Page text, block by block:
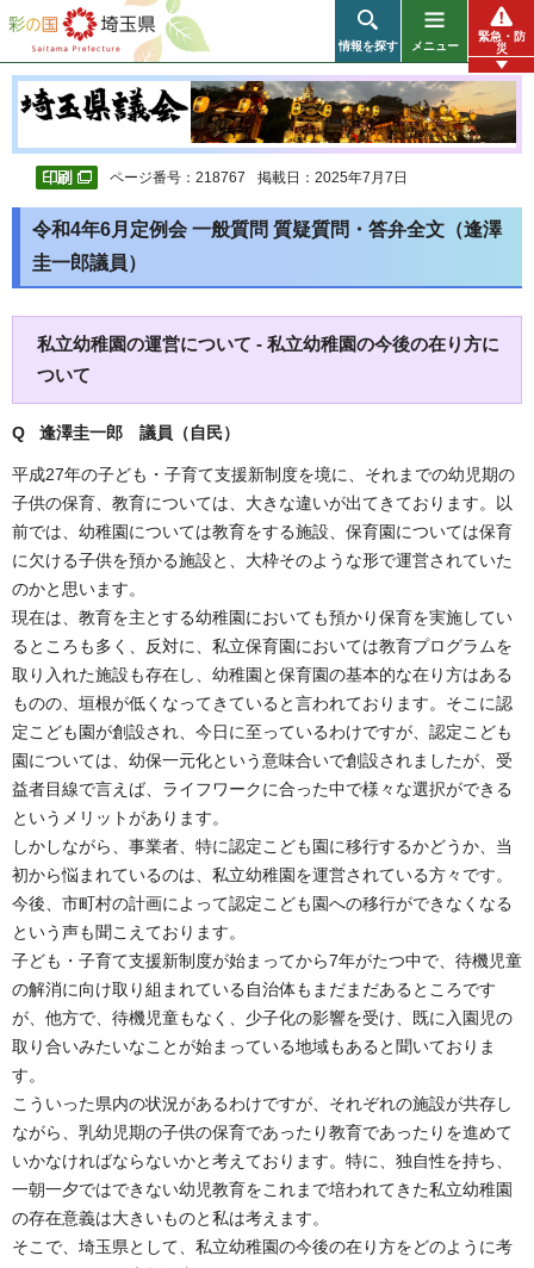
彩の国 埼玉県
情報を探す メニュー
緊急・防
災
ページ番号：218767 掲載日：2025年7月7日
令和4年6月定例会 一般質問 質疑質問・答弁全文（逢澤
圭一郎議員）
私立幼稚園の運営について - 私立幼稚園の今後の在り方に
ついて
Q 逢澤圭一郎 議員（自民）
平成27年の子ども・子育て支援新制度を境に、それまでの幼児期の
子供の保育、教育については、大きな違いが出てきております。以
前では、幼稚園については教育をする施設、保育園については保育
に欠ける子供を預かる施設と、大枠そのような形で運営されていた
のかと思います。
現在は、教育を主とする幼稚園においても預かり保育を実施してい
るところも多く、反対に、私立保育園においては教育プログラムを
取り入れた施設も存在し、幼稚園と保育園の基本的な在り方はある
ものの、垣根が低くなってきていると言われております。そこに認
定こども園が創設され、今日に至っているわけですが、認定こども
園については、幼保一元化という意味合いで創設されましたが、受
益者目線で言えば、ライフワークに合った中で様々な選択ができる
というメリットがあります。
しかしながら、事業者、特に認定こども園に移行するかどうか、当
初から悩まれているのは、私立幼稚園を運営されている方々です。
今後、市町村の計画によって認定こども園への移行ができなくなる
という声も聞こえております。
子ども・子育て支援新制度が始まってから7年がたつ中で、待機児童
の解消に向け取り組まれている自治体もまだまだあるところです
が、他方で、待機児童もなく、少子化の影響を受け、既に入園児の
取り合いみたいなことが始まっている地域もあると聞いておりま
す。
こういった県内の状況があるわけですが、それぞれの施設が共存し
ながら、乳幼児期の子供の保育であったり教育であったりを進めて
いかなければならないかと考えております。特に、独自性を持ち、
一朝一夕ではできない幼児教育をこれまで培われてきた私立幼稚園
の存在意義は大きいものと私は考えます。
そこで、埼玉県として、私立幼稚園の今後の在り方をどのように考